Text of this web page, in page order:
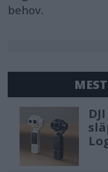
behov.